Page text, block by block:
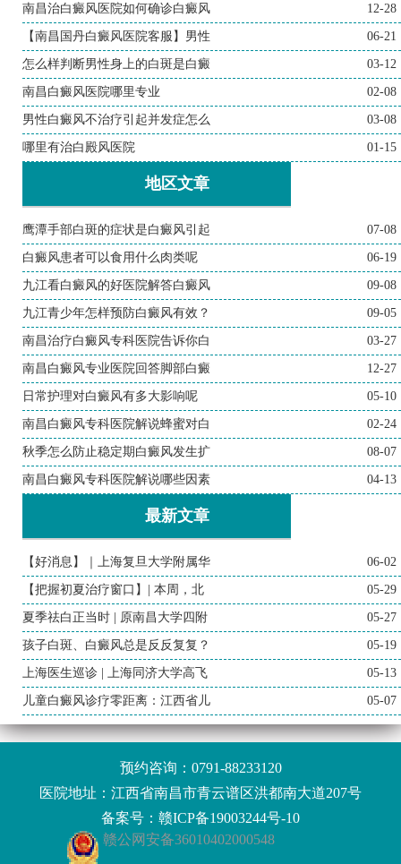
南昌治白癜风医院如何确诊白癜风 12-28
【南昌国丹白癜风医院客服】男性 06-21
怎么样判断男性身上的白斑是白癜 03-12
南昌白癜风医院哪里专业 02-08
男性白癜风不治疗引起并发症怎么 03-08
哪里有治白殿风医院 01-15
地区文章
鹰潭手部白斑的症状是白癜风引起 07-08
白癜风患者可以食用什么肉类呢 06-19
九江看白癜风的好医院解答白癜风 09-08
九江青少年怎样预防白癜风有效？ 09-05
南昌治疗白癜风专科医院告诉你白 03-27
南昌白癜风专业医院回答脚部白癜 12-27
日常护理对白癜风有多大影响呢 05-10
南昌白癜风专科医院解说蜂蜜对白 02-24
秋季怎么防止稳定期白癜风发生扩 08-07
南昌白癜风专科医院解说哪些因素 04-13
最新文章
【好消息】｜上海复旦大学附属华 06-02
【把握初夏治疗窗口】| 本周，北 05-29
夏季祛白正当时 | 原南昌大学四附 05-27
孩子白斑、白癜风总是反反复复？ 05-19
上海医生巡诊 | 上海同济大学高飞 05-13
儿童白癜风诊疗零距离：江西省儿 05-07
预约咨询： 0791-88233120
医院地址：江西省南昌市青云谱区洪都南大道207号
备案号： 赣ICP备19003244号-10
赣公网安备36010402000548